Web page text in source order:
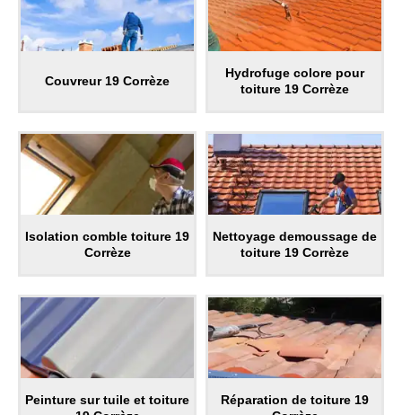
Couvreur 19 Corrèze
Hydrofuge colore pour
toiture 19 Corrèze
Isolation comble toiture 19
Corrèze
Nettoyage demoussage de
toiture 19 Corrèze
Peinture sur tuile et toiture
Réparation de toiture 19